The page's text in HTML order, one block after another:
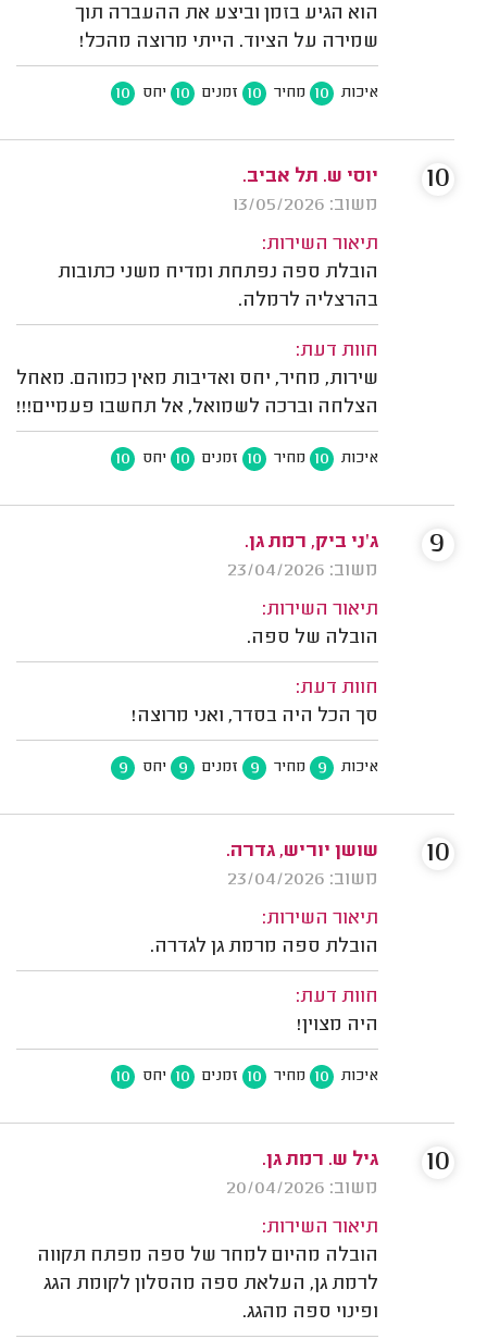
הוא הגיע בזמן וביצע את ההעברה תוך
שמירה על הציוד. הייתי מרוצה מהכל!
איכות 10 מחיר 10 זמנים 10 יחס 10
יוסי ש. תל אביב.
משוב: 13/05/2026
תיאור השירות:
הובלת ספה נפתחת ומדיח משני כתובות
בהרצליה לרמלה.
חוות דעת:
שירות, מחיר, יחס ואדיבות מאין כמוהם. מאחל
הצלחה וברכה לשמואל, אל תחשבו פעמיים!!!
איכות 10 מחיר 10 זמנים 10 יחס 10
10
ג'ני ביק, רמת גן.
משוב: 23/04/2026
תיאור השירות:
הובלה של ספה.
חוות דעת:
סך הכל היה בסדר, ואני מרוצה!
איכות 9 מחיר 9 זמנים 9 יחס 9
9
שושן יוריש, גדרה.
משוב: 23/04/2026
תיאור השירות:
הובלת ספה מרמת גן לגדרה.
חוות דעת:
היה מצוין!
איכות 10 מחיר 10 זמנים 10 יחס 10
10
גיל ש. רמת גן.
משוב: 20/04/2026
תיאור השירות:
הובלה מהיום למחר של ספה מפתח תקווה
לרמת גן, העלאת ספה מהסלון לקומת הגג
ופינוי ספה מהגג.
10